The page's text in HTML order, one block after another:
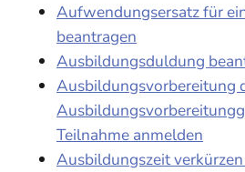
Aufwendungsersatz für
beantragen
Ausbildungsduldung
Ausbildungsvorbereitung
Teilnahme anmelden
Ausbildungszeit